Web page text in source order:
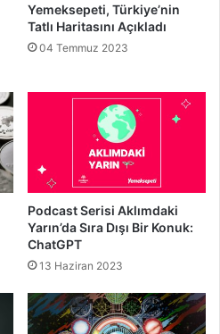
Yemeksepeti, Türkiye’nin
Tatlı Haritasını Açıkladı
04 Temmuz 2023
Podcast Serisi Aklımdaki
Yarın’da Sıra Dışı Bir Konuk:
ChatGPT
13 Haziran 2023